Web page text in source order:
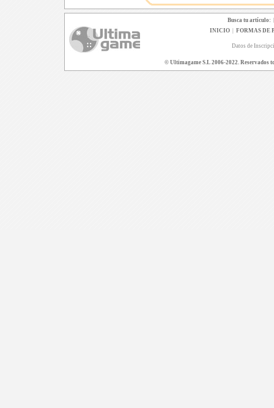
Busca tu artículo:
INICIO| FORMAS DE
Datos de
© Ultimagame S.L 2006-2022. Reservados